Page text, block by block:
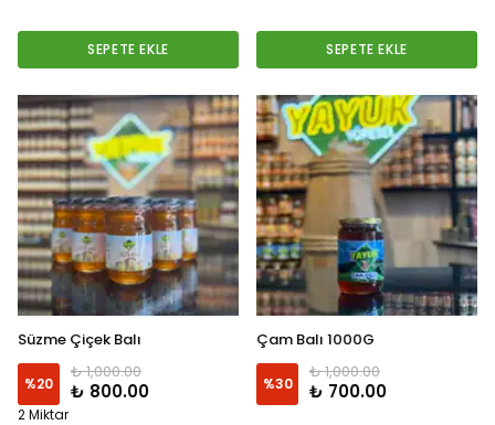
SEPETE EKLE SEPETE EKLE
Süzme Çiçek Balı
%20
₺ 1,000.00
₺ 800.00
2 Miktar
Çam Balı 1000G
%30
₺ 1,000.00
₺ 700.00